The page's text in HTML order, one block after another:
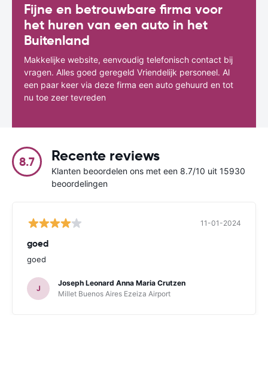
Fijne en betrouwbare firma voor
het huren van een auto in het
Buitenland
Makkelijke website, eenvoudig telefonisch contact bij
vragen. Alles goed geregeld Vriendelijk personeel. Al
een paar keer via deze firma een auto gehuurd en tot
nu toe zeer tevreden
8.7 Recente reviews
Klanten beoordelen ons met een 8.7/10 uit 15930
beoordelingen
11-01-2024
goed
goed
J
Joseph Leonard Anna Maria Crutzen
Millet Buenos Aires Ezeiza Airport